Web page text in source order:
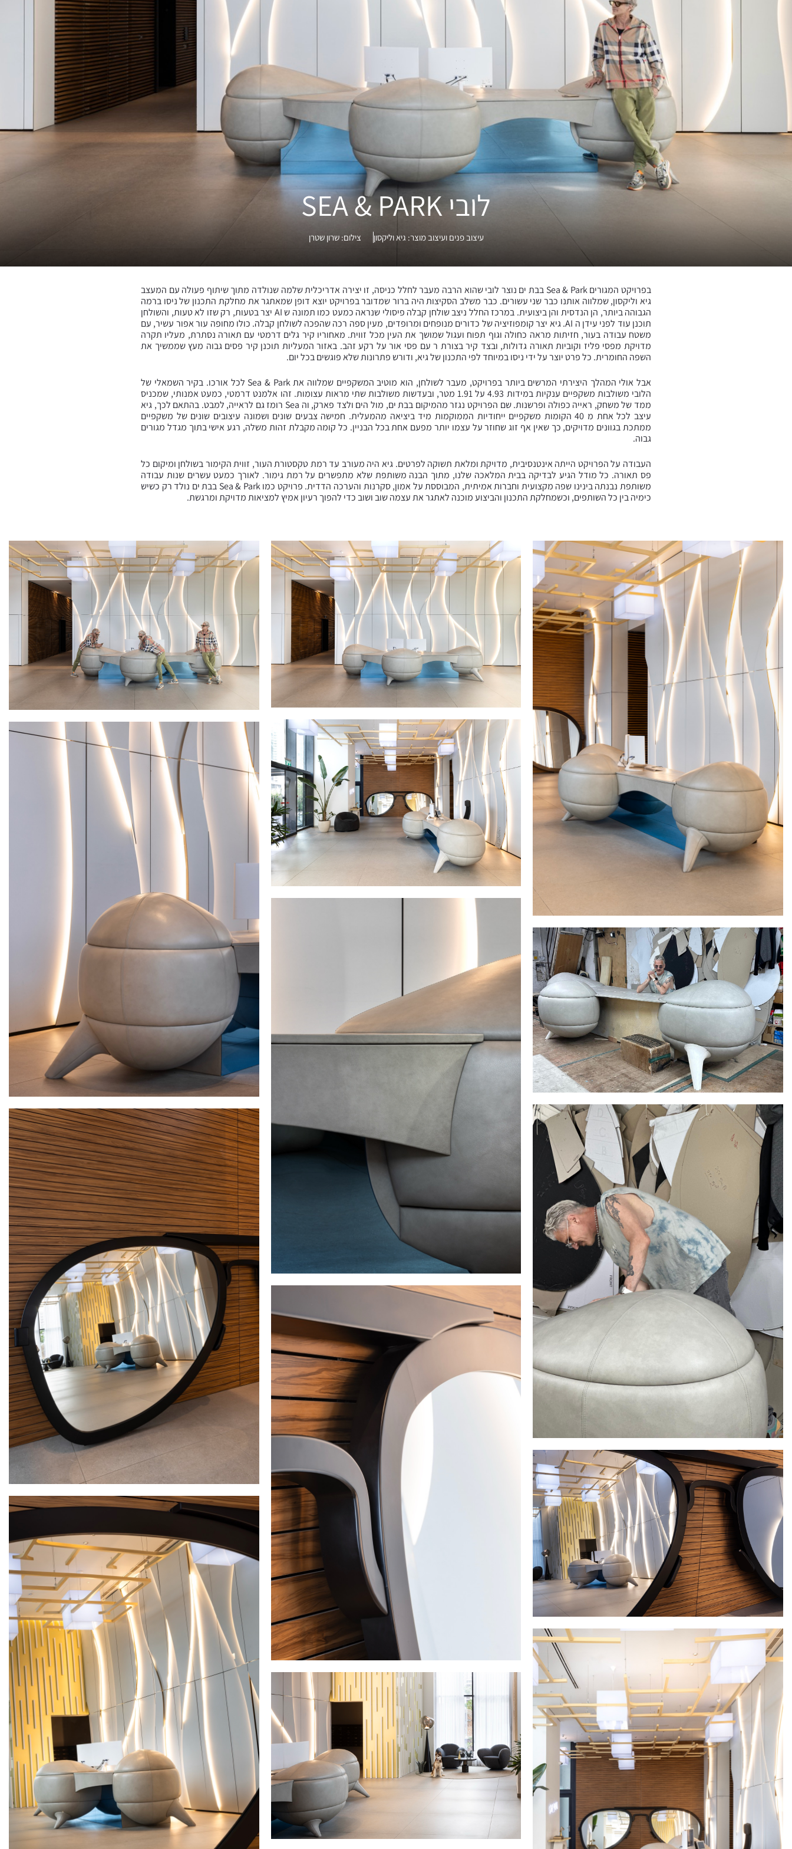
לובי SEA & PARK
עיצוב פנים ועיצוב מוצר: גיא וליקסון צילום: שרון שטרן
בפרויקט המגורים Sea & Park בבת ים נוצר לובי שהוא הרבה מעבר לחלל כניסה, זו יצירה אדריכלית שלמה שנולדה מתוך שיתוף פעולה עם המעצב
גיא וליקסון, שמלווה אותנו כבר שני עשורים. כבר משלב הסקיצות היה ברור שמדובר בפרויקט יוצא דופן שמאתגר את מחלקת התכנון של ניסו ברמה
הגבוהה ביותר, הן הנדסית והן ביצועית. במרכז החלל ניצב שולחן קבלה פיסולי שנראה כמעט כמו תמונה ש AI יצר בטעות, רק שזו לא טעות, והשולחן
תוכנן עוד לפני עידן ה AI. גיא יצר קומפוזיציה של כדורים מנופחים ומרופדים, מעין ספה רכה שהפכה לשולחן קבלה. כולו מחופה עור אפור עשיר, עם
משטח עבודה בעור, חזיתות מראה כחולה וגוף תפוח ועגול שמושך את העין מכל זווית. מאחוריו קיר גלים דרמטי עם תאורה נסתרת, מעליו תקרה
מדויקת מפסי פליז וקוביות תאורה גדולות, ובצד קיר בצורת ר עם פסי אור על רקע זהב. באזור המעליות תוכנן קיר פסים גבוה מעץ שממשיך את
השפה החומרית. כל פרט יוצר על ידי ניסו במיוחד לפי התכנון של גיא, ודורש פתרונות שלא פוגשים בכל יום.
אבל אולי המהלך היצירתי המרשים ביותר בפרויקט, מעבר לשולחן, הוא מוטיב המשקפיים שמלווה את Sea & Park לכל אורכו. בקיר השמאלי של
הלובי משולבות משקפיים ענקיות במידות 4.93 על 1.91 מטר, ובעדשות משולבות שתי מראות עצומות. זהו אלמנט דרמטי, כמעט אמנותי, שמכניס
ממד של משחק, ראייה כפולה ופרשנות. שם הפרויקט נגזר מהמיקום בבת ים, מול הים ולצד פארק, וה Sea רומז גם לראייה, למבט. בהתאם לכך, גיא
עיצב לכל אחת מ 40 הקומות משקפיים ייחודיות הממוקמות מיד ביציאה מהמעלית. חמישה צבעים שונים ושמונה עיצובים שונים של משקפיים
ממתכת בגוונים מדויקים, כך שאין אף זוג שחוזר על עצמו יותר מפעם אחת בכל הבניין. כל קומה מקבלת זהות משלה, רגע אישי בתוך מגדל מגורים
גבוה.
העבודה על הפרויקט הייתה אינטנסיבית, מדויקת ומלאת תשוקה לפרטים. גיא היה מעורב עד רמת טקסטורת העור, זווית הקימור בשולחן ומיקום כל
פס תאורה. כל מודל הגיע לבדיקה בבית המלאכה שלנו, מתוך הבנה משותפת שלא מתפשרים על רמת גימור. לאורך כמעט עשרים שנות עבודה
משותפת נבנתה בינינו שפה מקצועית וחברות אמיתית, המבוססת על אמון, סקרנות והערכה הדדית. פרויקט כמו Sea & Park בבת ים נולד רק כשיש
כימיה בין כל השותפים, וכשמחלקת התכנון והביצוע מוכנה לאתגר את עצמה שוב ושוב כדי להפוך רעיון אמיץ למציאות מדויקת ומרגשת.